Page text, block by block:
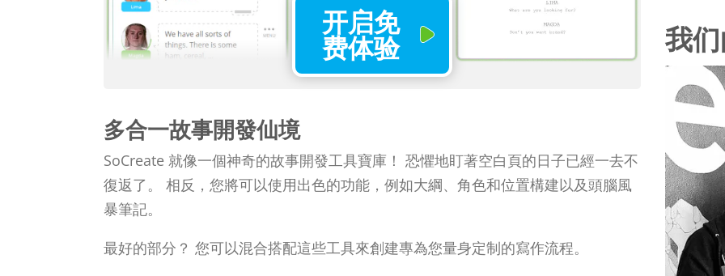
开启免
费体验
多合一故事開發仙境
SoCreate 就像一個神奇的故事開發工具寶庫！ 恐懼地盯著空白頁的日子已經一去不
復返了。 相反，您將可以使用出色的功能，例如大綱、角色和位置構建以及頭腦風
暴筆記。
最好的部分？ 您可以混合搭配這些工具來創建專為您量身定制的寫作流程。
我